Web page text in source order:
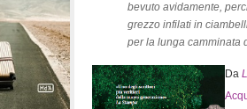
bevuto avidamente,
grezzo infilati in
per la lunga camminata
Da